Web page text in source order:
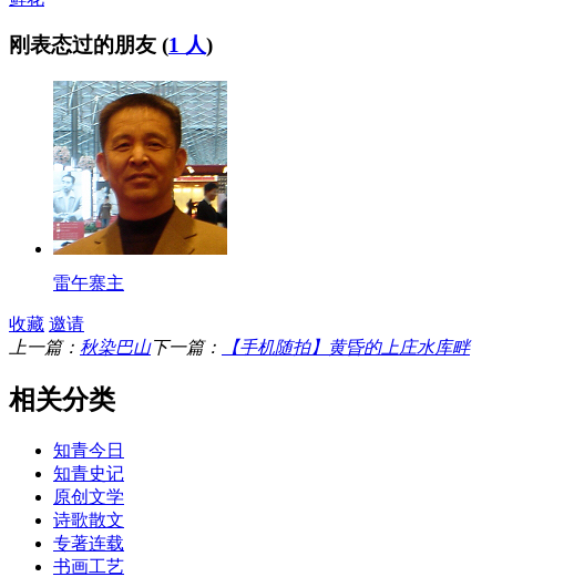
刚表态过的朋友 (1 人)
雷午寨主
收藏 邀请
上一篇： 秋染巴山下一篇： 【手机随拍】黄昏的上庄水库畔
相关分类
知青今日
知青史记
原创文学
诗歌散文
专著连载
书画工艺